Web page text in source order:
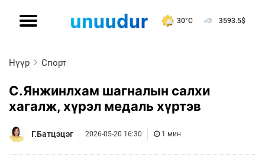
30°C 3593.5$
Нүүр Спорт
С.Янжинлхам шагналын салхи
хагалж, хүрэл медаль хүртэв
Г.Батцэцэг 2026-05-20 16:30 1 мин